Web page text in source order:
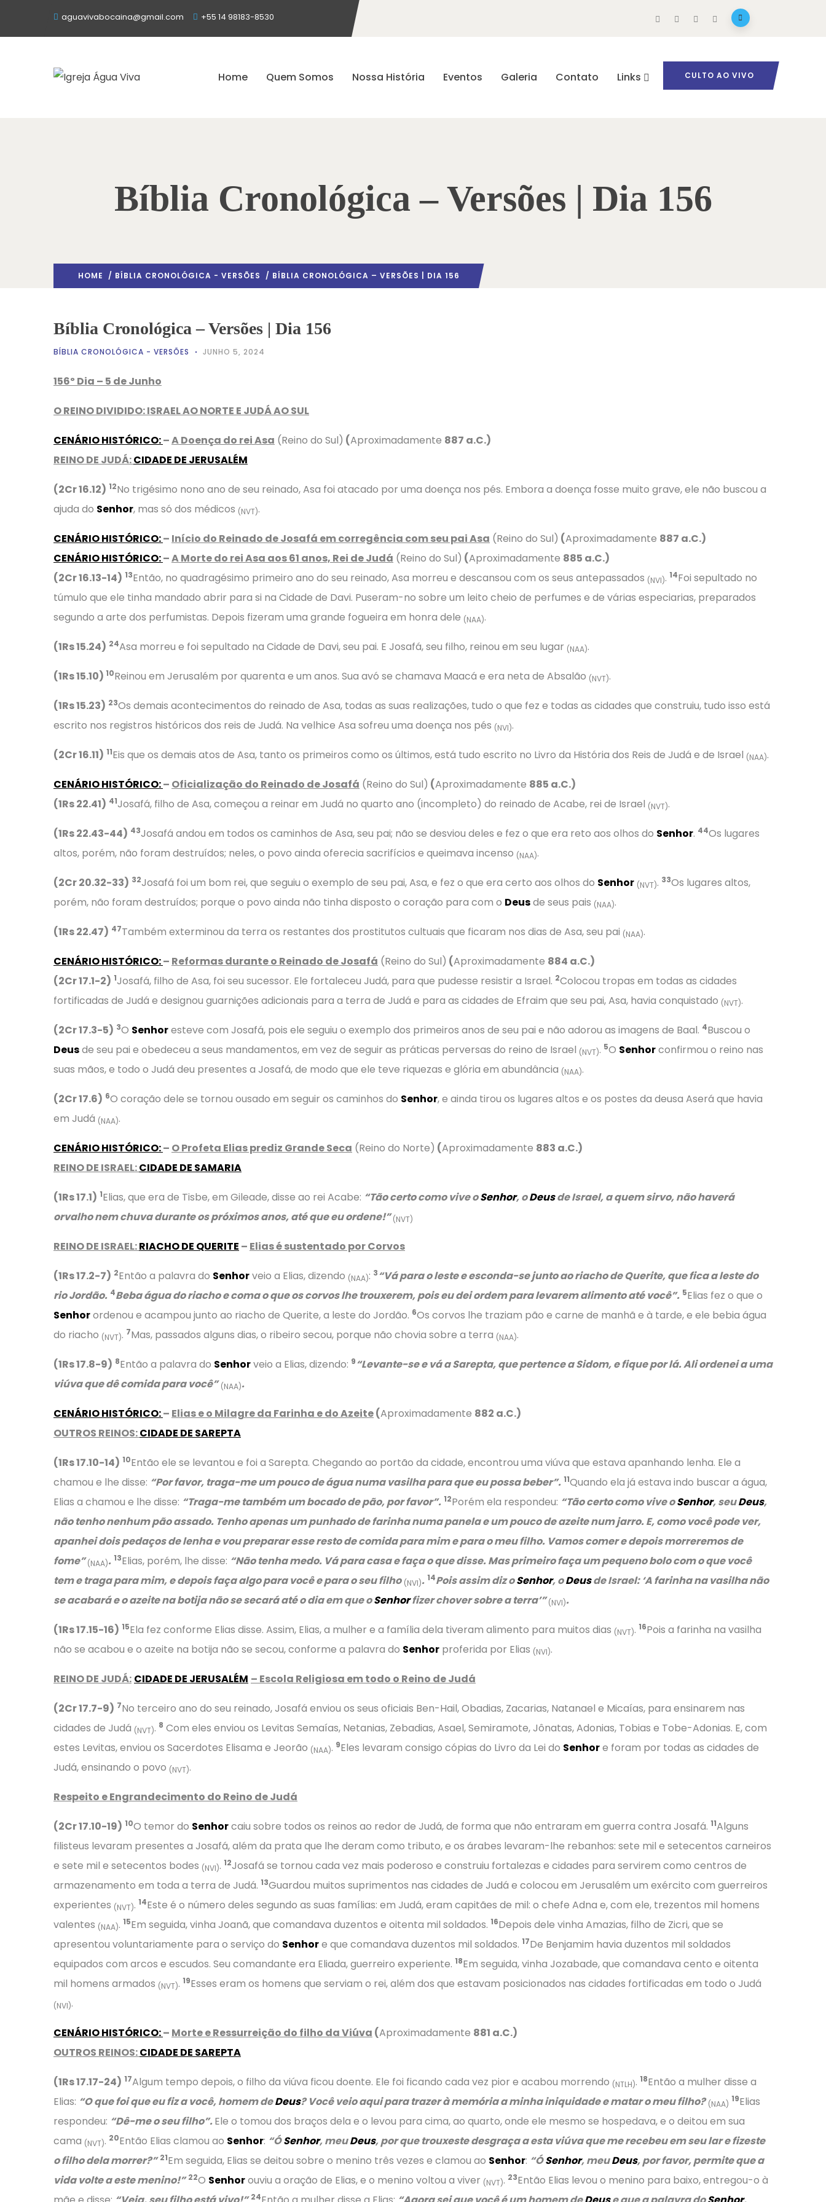
aguavivabocaina@gmail.com +55 14 98183-8530
Home Quem Somos Nossa História Eventos Galeria Contato Links CULTO AO VIVO
Bíblia Cronológica – Versões | Dia 156
HOME / BÍBLIA CRONOLÓGICA - VERSÕES / BÍBLIA CRONOLÓGICA – VERSÕES | DIA 156
Bíblia Cronológica – Versões | Dia 156
BÍBLIA CRONOLÓGICA - VERSÕES JUNHO 5, 2024
156º Dia – 5 de Junho
O REINO DIVIDIDO: ISRAEL AO NORTE E JUDÁ AO SUL
CENÁRIO HISTÓRICO:–A Doença do rei Asa (Reino do Sul) (Aproximadamente 887 a.C.)
REINO DE JUDÁ:CIDADE DE JERUSALÉM
(2Cr 16.12) 12No trigésimo nono ano de seu reinado, Asa foi atacado por uma doença nos pés. Embora a doença fosse muito grave, ele não buscou a
ajuda do Senhor, mas só dos médicos (NVT).
CENÁRIO HISTÓRICO:– Início do Reinado de Josafá em corregência com seu pai Asa (Reino do Sul) (Aproximadamente 887 a.C.)
CENÁRIO HISTÓRICO:–A Morte do rei Asa aos 61 anos, Rei de Judá (Reino do Sul) (Aproximadamente 885 a.C.)
(2Cr 16.13-14) 13Então, no quadragésimo primeiro ano do seu reinado, Asa morreu e descansou com os seus antepassados (NVI). 14Foi sepultado no
túmulo que ele tinha mandado abrir para si na Cidade de Davi. Puseram-no sobre um leito cheio de perfumes e de várias especiarias, preparados
segundo a arte dos perfumistas. Depois fizeram uma grande fogueira em honra dele (NAA).
(1Rs 15.24) 24Asa morreu e foi sepultado na Cidade de Davi, seu pai. E Josafá, seu filho, reinou em seu lugar (NAA).
(1Rs 15.10) 10Reinou em Jerusalém por quarenta e um anos. Sua avó se chamava Maacá e era neta de Absalão (NVT).
(1Rs 15.23) 23Os demais acontecimentos do reinado de Asa, todas as suas realizações, tudo o que fez e todas as cidades que construiu, tudo isso está
escrito nos registros históricos dos reis de Judá. Na velhice Asa sofreu uma doença nos pés (NVI).
(2Cr 16.11) 11Eis que os demais atos de Asa, tanto os primeiros como os últimos, está tudo escrito no Livro da História dos Reis de Judá e de Israel (NAA).
CENÁRIO HISTÓRICO:– Oficialização do Reinado de Josafá (Reino do Sul) (Aproximadamente 885 a.C.)
(1Rs 22.41) 41Josafá, filho de Asa, começou a reinar em Judá no quarto ano (incompleto) do reinado de Acabe, rei de Israel (NVT).
(1Rs 22.43-44) 43Josafá andou em todos os caminhos de Asa, seu pai; não se desviou deles e fez o que era reto aos olhos do Senhor. 44Os lugares
altos, porém, não foram destruídos; neles, o povo ainda oferecia sacrifícios e queimava incenso (NAA).
(2Cr 20.32-33) 32Josafá foi um bom rei, que seguiu o exemplo de seu pai, Asa, e fez o que era certo aos olhos do Senhor (NVT). 33Os lugares altos,
porém, não foram destruídos; porque o povo ainda não tinha disposto o coração para com o Deusde seus pais (NAA).
(1Rs 22.47) 47Também exterminou da terra os restantes dos prostitutos cultuais que ficaram nos dias de Asa, seu pai (NAA).
CENÁRIO HISTÓRICO:– Reformas durante o Reinado de Josafá (Reino do Sul) (Aproximadamente 884 a.C.)
(2Cr 17.1-2) 1Josafá, filho de Asa, foi seu sucessor. Ele fortaleceu Judá, para que pudesse resistir a Israel. 2Colocou tropas em todas as cidades
fortificadas de Judá e designou guarnições adicionais para a terra de Judá e para as cidades de Efraim que seu pai, Asa, havia conquistado (NVT).
(2Cr 17.3-5) 3O Senhoresteve com Josafá, pois ele seguiu o exemplo dos primeiros anos de seu pai e não adorou as imagens de Baal. 4Buscou o
Deusde seu pai e obedeceu a seus mandamentos, em vez de seguir as práticas perversas do reino de Israel (NVT). 5O Senhorconfirmou o reino nas
suas mãos, e todo o Judá deu presentes a Josafá, de modo que ele teve riquezas e glória em abundância (NAA).
(2Cr 17.6) 6O coração dele se tornou ousado em seguir os caminhos do Senhor, e ainda tirou os lugares altos e os postes da deusa Aserá que havia
em Judá (NAA).
CENÁRIO HISTÓRICO:– O Profeta Elias prediz Grande Seca (Reino do Norte) (Aproximadamente 883 a.C.)
REINO DE ISRAEL:CIDADE DE SAMARIA
(1Rs 17.1) 1Elias, que era de Tisbe, em Gileade, disse ao rei Acabe: “Tão certo como vive oSenhor, oDeusde Israel, a quem sirvo, não haverá
orvalho nem chuva durante os próximos anos, até que eu ordene!”(NVT)
REINO DE ISRAEL:RIACHO DE QUERITE – Elias é sustentado por Corvos
(1Rs 17.2-7) 2Então a palavra do Senhorveio a Elias, dizendo (NAA): 3“Vá para o leste e esconda-se junto ao riacho de Querite, que fica a leste do
rio Jordão. 4Beba água do riacho e coma o que os corvos lhe trouxerem, pois eu dei ordem para levarem alimento até você”. 5Elias fez o que o
Senhorordenou e acampou junto ao riacho de Querite, a leste do Jordão. 6Os corvos lhe traziam pão e carne de manhã e à tarde, e ele bebia água
do riacho (NVT). 7Mas, passados alguns dias, o ribeiro secou, porque não chovia sobre a terra (NAA).
(1Rs 17.8-9) 8Então a palavra do Senhorveio a Elias, dizendo: 9“Levante-se e vá a Sarepta, que pertence a Sidom, e fique por lá. Ali ordenei a uma
viúva que dê comida para você” (NAA).
CENÁRIO HISTÓRICO:– Elias e o Milagre da Farinha e do Azeite(Aproximadamente 882 a.C.)
OUTROS REINOS:CIDADE DE SAREPTA
(1Rs 17.10-14) 10Então ele se levantou e foi a Sarepta. Chegando ao portão da cidade, encontrou uma viúva que estava apanhando lenha. Ele a
chamou e lhe disse: “Por favor, traga-me um pouco de água numa vasilha para que eu possa beber”. 11Quando ela já estava indo buscar a água,
Elias a chamou e lhe disse: “Traga-me também um bocado de pão, por favor”. 12Porém ela respondeu: “Tão certo como vive oSenhor, seuDeus,
não tenho nenhum pão assado. Tenho apenas um punhado de farinha numa panela e um pouco de azeite num jarro. E, como você pode ver,
apanhei dois pedaços de lenha e vou preparar esse resto de comida para mim e para o meu filho. Vamos comer e depois morreremos de
fome”(NAA). 13Elias, porém, lhe disse: “Não tenha medo. Vá para casa e faça o que disse. Mas primeiro faça um pequeno bolo com o que você
tem e traga para mim, e depois faça algo para você e para o seu filho (NVI). 14Pois assim diz oSenhor, oDeusde Israel:‘A farinha na vasilha não
se acabará e o azeite na botija não se secará até o dia em que oSenhorfizer chover sobre a terra’”(NVI).
(1Rs 17.15-16) 15Ela fez conforme Elias disse. Assim, Elias, a mulher e a família dela tiveram alimento para muitos dias (NVT). 16Pois a farinha na vasilha
não se acabou e o azeite na botija não se secou, conforme a palavra do Senhor proferida por Elias (NVI).
REINO DE JUDÁ: CIDADE DE JERUSALÉM – Escola Religiosa em todo o Reino de Judá
(2Cr 17.7-9) 7No terceiro ano do seu reinado, Josafá enviou os seus oficiais Ben-Hail, Obadias, Zacarias, Natanael e Micaías, para ensinarem nas
cidades de Judá (NVT). 8 Com eles enviou os Levitas Semaías, Netanias, Zebadias, Asael, Semiramote, Jônatas, Adonias, Tobias e Tobe-Adonias. E, com
estes Levitas, enviou os Sacerdotes Elisama e Jeorão (NAA). 9Eles levaram consigo cópias do Livro da Lei do Senhore foram por todas as cidades de
Judá, ensinando o povo (NVT).
Respeito e Engrandecimento do Reino de Judá
(2Cr 17.10-19) 10O temor do Senhorcaiu sobre todos os reinos ao redor de Judá, de forma que não entraram em guerra contra Josafá. 11Alguns
filisteus levaram presentes a Josafá, além da prata que lhe deram como tributo, e os árabes levaram-lhe rebanhos: sete mil e setecentos carneiros
e sete mil e setecentos bodes (NVI). 12Josafá se tornou cada vez mais poderoso e construiu fortalezas e cidades para servirem como centros de
armazenamento em toda a terra de Judá. 13Guardou muitos suprimentos nas cidades de Judá e colocou em Jerusalém um exército com guerreiros
experientes (NVT). 14Este é o número deles segundo as suas famílias: em Judá, eram capitães de mil: o chefe Adna e, com ele, trezentos mil homens
valentes (NAA). 15Em seguida, vinha Joanã, que comandava duzentos e oitenta mil soldados. 16Depois dele vinha Amazias, filho de Zicri, que se
apresentou voluntariamente para o serviço do Senhore que comandava duzentos mil soldados. 17De Benjamim havia duzentos mil soldados
equipados com arcos e escudos. Seu comandante era Eliada, guerreiro experiente. 18Em seguida, vinha Jozabade, que comandava cento e oitenta
mil homens armados (NVT). 19Esses eram os homens que serviam o rei, além dos que estavam posicionados nas cidades fortificadas em todo o Judá
(NVI).
CENÁRIO HISTÓRICO:– Morte e Ressurreição do filho da Viúva (Aproximadamente 881 a.C.)
OUTROS REINOS:CIDADE DE SAREPTA
(1Rs 17.17-24) 17Algum tempo depois, o filho da viúva ficou doente. Ele foi ficando cada vez pior e acabou morrendo (NTLH). 18Então a mulher disse a
Elias: “O que foi que eu fiz a você, homem deDeus? Você veio aqui para trazer à memória a minha iniquidade e matar o meu filho? (NAA)
19Elias
respondeu: “Dê-me o seu filho”.Ele o tomou dos braços dela e o levou para cima, ao quarto, onde ele mesmo se hospedava, e o deitou em sua
cama (NVT). 20Então Elias clamou ao Senhor: “ÓSenhor, meuDeus, por que trouxeste desgraça a esta viúva que me recebeu em seu lar e fizeste
o filho dela morrer?” 21Em seguida, Elias se deitou sobre o menino três vezes e clamou ao Senhor: “ÓSenhor, meuDeus, por favor, permite que a
vida volte a este menino!” 22O Senhorouviu a oração de Elias, e o menino voltou a viver (NVT). 23Então Elias levou o menino para baixo, entregou-o à
24